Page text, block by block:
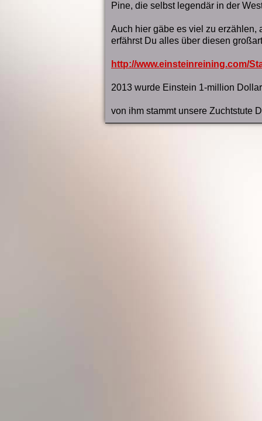
Pine, die selbst legendär in der
Auch hier gäbe es viel zu erzählen,
erfährst Du alles über diesen
http://www.einsteinreining.com/
2013 wurde Einstein 1-million
von ihm stammt unsere Zuchtstute